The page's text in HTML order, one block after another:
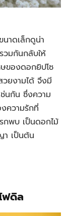
าดเล็กดูน่า
วมกันกลับให้
ของดอกยิปโซ
ยงามได้ จึงมี
นกัน ซึ่งความ
ความรักที่
กพบ เป็นดอกไม้
า เป็นต้น
ฟดิล